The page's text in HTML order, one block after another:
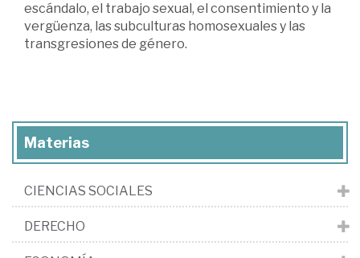
escándalo, el trabajo sexual, el consentimiento y la
vergüenza, las subculturas homosexuales y las
transgresiones de género.
Materias
CIENCIAS SOCIALES
DERECHO